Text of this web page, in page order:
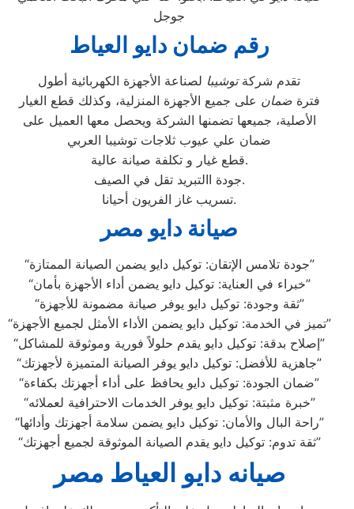
جوجل
رقم ضمان دايو العياط
تقدم شركةتوشيبا لصناعة الأجهزة الكهربائية أطول
فترةضمان على جميع الأجهزة المنزلية، وكذلك قطع الغيار
الأصلية، جميعها تضمنها الشركة ويحصل معها العميل على
ضمان علي عيوب ثلاجات توشيبا العربي
قطع غيار و تكلفة صيانة عالية.
جودة االتبريد تقل في الصيف.
تسريب غاز الفريون أحيانا.
صيانة دايو مصر
“جودة تلامس الإتقان: توكيل دايو يضمن الصيانة الممتازة”
“خبراء في العناية: توكيل دايو يضمن أداء الأجهزة بأمان”
“ثقة وجودة: توكيل دايو يوفر صيانة مضمونة للأجهزة”
“تميز في الخدمة: توكيل دايو يضمن الأداء الأمثل لجميع الأجهزة”
“إصلاح بدقة: توكيل دايو يقدم حلولاً فورية وموثوقة للمشاكل”
“جاهزية للأفضل: توكيل دايو يوفر الصيانة المتميزة لأجهزتك”
“ضمان الجودة: توكيل دايو يحافظ على أداء أجهزتك بكفاءة”
“خبرة مثبتة: توكيل دايو يوفر الخدمات الاحترافية لعملائه”
“راحة البال والأمان: توكيل دايو يضمن سلامة أجهزتك وأدائها”
“ثقة تدوم: توكيل دايو يقدم الصيانة الموثوقة لجميع أجهزتك”
صيانه دايو العياط مصر